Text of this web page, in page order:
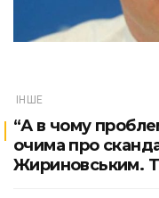
ІНШЕ
“А в чому
очима про
Жириновським.